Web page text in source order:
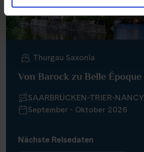
Thurgau Saxonia
Von Barock zu Belle Époque
SAARBRÜCKEN-TRIER-NANCY
September - Oktober 2026
Nächste Reisedaten